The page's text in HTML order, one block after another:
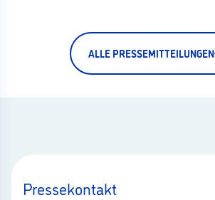
ALLE PRESSEMITTEILUNGEN
Pressekontakt